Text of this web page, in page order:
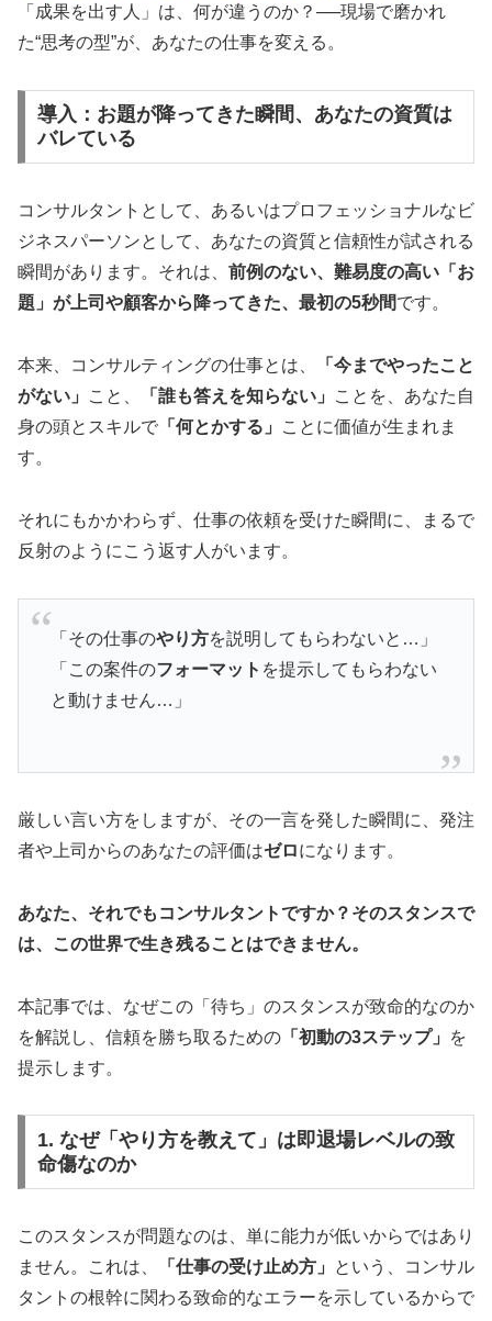
「成果を出す人」は、何が違うのか？──現場で磨かれ
た“思考の型”が、あなたの仕事を変える。
導入：お題が降ってきた瞬間、あなたの資質は
バレている
コンサルタントとして、あるいはプロフェッショナルなビ
ジネスパーソンとして、あなたの資質と信頼性が試される
瞬間があります。それは、 前例のない、難易度の高い「お
題」が上司や顧客から降ってきた、最初の5秒間です。
本来、コンサルティングの仕事とは、
「今までやったこと
がない」
こと、 「誰も答えを知らない」
ことを、あなた自
身の頭とスキルで 「何とかする」
ことに価値が生まれま
す。
それにもかかわらず、仕事の依頼を受けた瞬間に、まるで
反射のようにこう返す人がいます。
「その仕事のやり方を説明してもらわないと…」
「この案件のフォーマット を提示してもらわない
と動けません…」
厳しい言い方をしますが、その一言を発した瞬間に、発注
者や上司からのあなたの評価はゼロになります。
あなた、それでもコンサルタントですか？そのスタンスで
は、この世界で生き残ることはできません。
本記事では、なぜこの「待ち」のスタンスが致命的なのか
を解説し、信頼を勝ち取るための 「初動の3ステップ」
を
提示します。
1. なぜ「やり方を教えて」は即退場レベルの致
命傷なのか
このスタンスが問題なのは、単に能力が低いからではあり
ません。これは、
「仕事の受け止め方」
という、コンサル
タントの根幹に関わる致命的なエラーを示しているからで